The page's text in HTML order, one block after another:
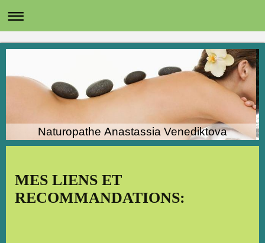
Naturopathe Anastassia Venediktova
MES LIENS ET
RECOMMANDATIONS: